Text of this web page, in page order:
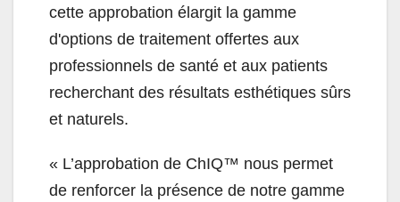
cette approbation élargit la gamme
d'options de traitement offertes aux
professionnels de santé et aux patients
recherchant des résultats esthétiques sûrs
et naturels.
« L’approbation de ChIQ™ nous permet
de renforcer la présence de notre gamme